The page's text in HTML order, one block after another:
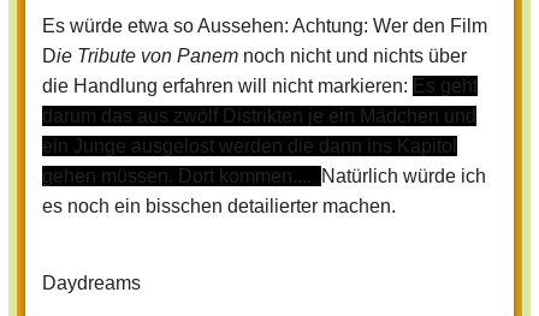
Es würde etwa so Aussehen: Achtung: Wer den Film
Die Tribute von Panem noch nicht und nichts über
die Handlung erfahren will nicht markieren: Es geht
darum das aus zwölf Distrikten je ein Mädchen und
ein Junge ausgelost werden die dann ins Kapitol
gehen müssen. Dort kommen....
Natürlich würde ich
es noch ein bisschen detailierter machen.
Daydreams